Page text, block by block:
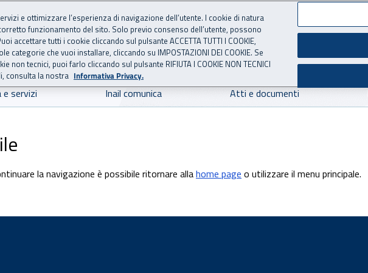
per l'Assicurazione
servizi Inail comunica Atti e documenti
la navigazione è possibile ritornare allahome page o utilizzare il menu principale.
e ottimizzare l’esperienza di navigazione dell’utente. I cookie di natura
funzionamento del sito. Solo previo consenso dell’utente, possono
accettare tutti i cookie cliccando sul pulsante ACCETTA TUTTI I COOKIE,
categorie che vuoi installare, cliccando su IMPOSTAZIONI DEI COOKIE. Se
non tecnici, puoi farlo cliccando sul pulsante RIFIUTA I COOKIE NON TECNICI
consulta la nostra Informativa Privacy.